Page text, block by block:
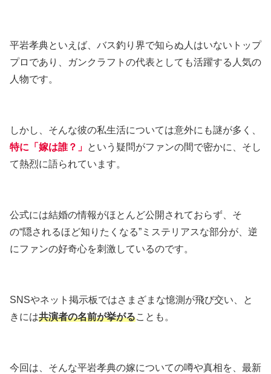
平岩孝典といえば、バス釣り界で知らぬ人はいないトップ
プロであり、ガンクラフトの代表としても活躍する人気の
人物です。
しかし、そんな彼の私生活については意外にも謎が多く、
特に「嫁は誰？」 という疑問がファンの間で密かに、そし
て熱烈に語られています。
公式には結婚の情報がほとんど公開されておらず、そ
の“隠されるほど知りたくなる”ミステリアスな部分が、逆
にファンの好奇心を刺激しているのです。
SNSやネット掲示板ではさまざまな憶測が飛び交い、と
きには共演者の名前が挙がることも。
今回は、そんな平岩孝典の嫁についての噂や真相を、最新